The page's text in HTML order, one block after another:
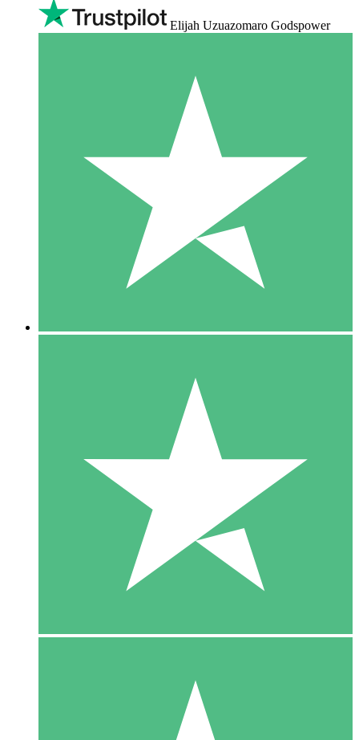
Elijah Uzuazomaro Godspower